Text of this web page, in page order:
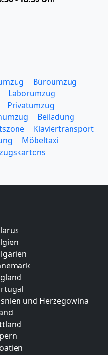
Büroumzug
Laborumzug
Privatumzug
Beiladung
Klaviertransport
Möbeltaxi
und Herzegowina